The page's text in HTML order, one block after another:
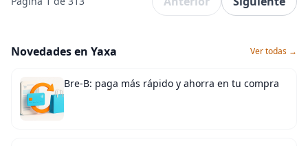
Novedades en Yaxa Ver todas →
Bre-B: paga más rápido y ahorra en tu compra